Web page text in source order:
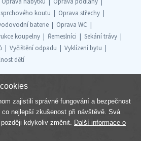
koutu
Oprava střechy
baterie
Oprava WC
koupelny Řemeslníci
Sekání trávy
Vyčištění odpadu
Vyklízení bytu
dětí
zajistili správné fungování a bezpečnost
nejlepší zkušenost při návštěvě. Svá
kdykoliv změnit. Další informace o